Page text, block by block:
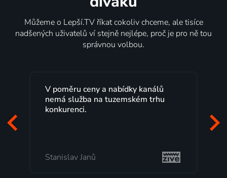
Můžeme o Lepší.TV říkat cokoliv chceme, ale tisíce
nadšených uživatelů ví stejně nejlépe, proč je pro ně tou
správnou volbou.
V poměru ceny a nabídky kanálů
nemá služba na tuzemském trhu
konkurenci.
Stanislav Janů